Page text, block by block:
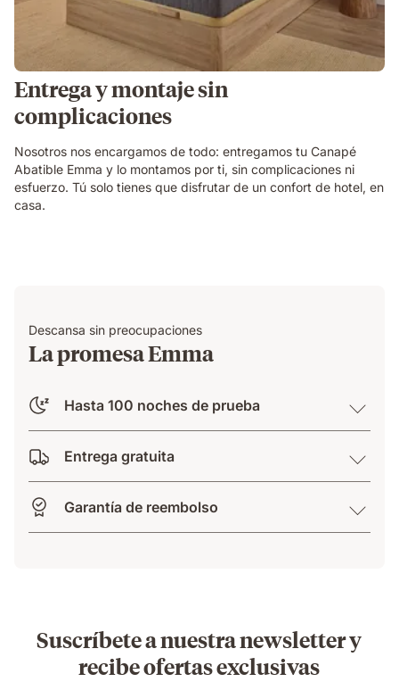
Entrega y montaje sin
complicaciones
Nosotros nos encargamos de todo: entregamos tu Canapé
Abatible Emma y lo montamos por ti, sin complicaciones ni
esfuerzo. Tú solo tienes que disfrutar de un confort de hotel, en
casa.
Descansa sin preocupaciones
La promesa Emma
Hasta 100 noches de prueba
Entrega gratuita
Garantía de reembolso
Suscríbete a nuestra newsletter y
recibe ofertas exclusivas